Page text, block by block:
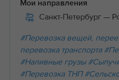
Мои направления
Санкт-Петербург —
#Перевозка вещей,
перевозка транспорта
#Наливные грузы
#Перевозка ТНП